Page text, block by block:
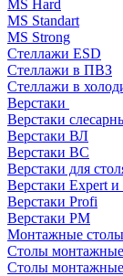
MS Hard
MS Standart
MS Strong
Стеллажи ESD
Стеллажи в ПВЗ
Стеллажи в
Верстаки
Верстаки
Верстаки ВЛ
Верстаки ВС
Верстаки для
Верстаки Expert
Верстаки Profi
Верстаки РМ
Монтажные столы
Столы монтажные
Столы